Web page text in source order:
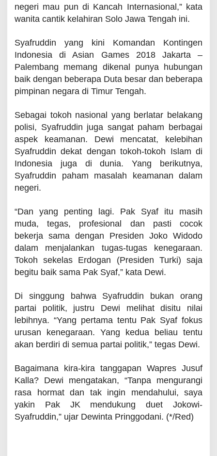
negeri mau pun di Kancah Internasional,” kata
wanita cantik kelahiran Solo Jawa Tengah ini.
Syafruddin yang kini Komandan Kontingen
Indonesia di Asian Games 2018 Jakarta –
Palembang memang dikenal punya hubungan
baik dengan beberapa Duta besar dan beberapa
pimpinan negara di Timur Tengah.
Sebagai tokoh nasional yang berlatar belakang
polisi, Syafruddin juga sangat paham berbagai
aspek keamanan. Dewi mencatat, kelebihan
Syafruddin dekat dengan tokoh-tokoh Islam di
Indonesia juga di dunia. Yang berikutnya,
Syafruddin paham masalah keamanan dalam
negeri.
“Dan yang penting lagi. Pak Syaf itu masih
muda, tegas, profesional dan pasti cocok
bekerja sama dengan Presiden Joko Widodo
dalam menjalankan tugas-tugas kenegaraan.
Tokoh sekelas Erdogan (Presiden Turki) saja
begitu baik sama Pak Syaf,” kata Dewi.
Di singgung bahwa Syafruddin bukan orang
partai politik, justru Dewi melihat disitu nilai
lebihnya. “Yang pertama tentu Pak Syaf fokus
urusan kenegaraan. Yang kedua beliau tentu
akan berdiri di semua partai politik,” tegas Dewi.
Bagaimana kira-kira tanggapan Wapres Jusuf
Kalla? Dewi mengatakan, “Tanpa mengurangi
rasa hormat dan tak ingin mendahului, saya
yakin Pak JK mendukung duet Jokowi-
Syafruddin,” ujar Dewinta Pringgodani. (*/Red)